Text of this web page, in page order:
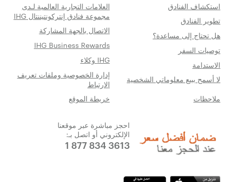
استكشاف الفنادق
العلامات التجارية العالمية لـدى
مجموعة فنادق إنتركونتيننتال IHG
تطوير الفنادق
الاتصال بالجهة المشاركة
هل تحتاج إلى مساعدة؟
IHG Business Rewards
توصيات السفر
IHG وكلاء
الاستدامة
إدارة الخصوصية وملفات تعريف
الارتباط
لا أسمح ببيع معلوماتي الشخصية
خريطة الموقع
ملاحظات
احجز مباشرة عبر موقعنا
الإلكتروني أو اتصل بـ:
1 877 834 3613